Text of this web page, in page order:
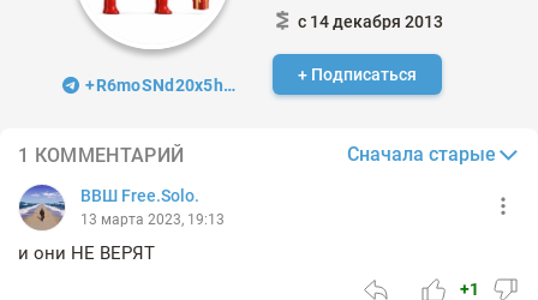
+R6moSNd20x5hMjU6
с 14 декабря 2013
+ Подписаться
1 КОММЕНТАРИЙ Сначала старые
ВВШ Free.Solo.
13 марта 2023, 19:13
и они НЕ ВЕРЯТ
+1